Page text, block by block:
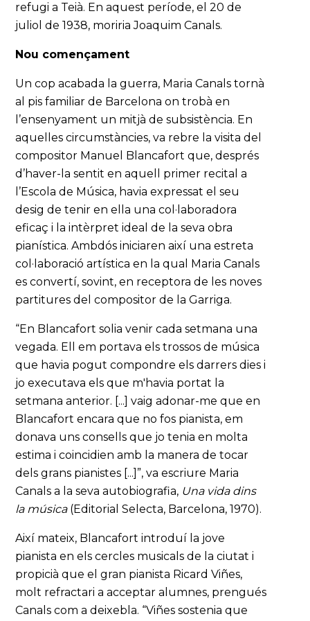
refugi a Teià. En aquest període, el 20 de
juliol de 1938, moriria Joaquim Canals.
Nou començament
Un cop acabada la guerra, Maria Canals tornà
al pis familiar de Barcelona on trobà en
l’ensenyament un mitjà de subsistència. En
aquelles circumstàncies, va rebre la visita del
compositor Manuel Blancafort que, després
d’haver-la sentit en aquell primer recital a
l’Escola de Música, havia expressat el seu
desig de tenir en ella una col·laboradora
eficaç i la intèrpret ideal de la seva obra
pianística. Ambdós iniciaren així una estreta
col·laboració artística en la qual Maria Canals
es convertí, sovint, en receptora de les noves
partitures del compositor de la Garriga.
“En Blancafort solia venir cada setmana una
vegada. Ell em portava els trossos de música
que havia pogut compondre els darrers dies i
jo executava els que m'havia portat la
setmana anterior. [...] vaig adonar-me que en
Blancafort encara que no fos pianista, em
donava uns consells que jo tenia en molta
estima i coincidien amb la manera de tocar
dels grans pianistes [...]”, va escriure Maria
Canals a la seva autobiografia, Una vida dins
la música (Editorial Selecta, Barcelona, 1970).
Així mateix, Blancafort introduí la jove
pianista en els cercles musicals de la ciutat i
propicià que el gran pianista Ricard Viñes,
molt refractari a acceptar alumnes, prengués
Canals com a deixebla. “Viñes sostenia que